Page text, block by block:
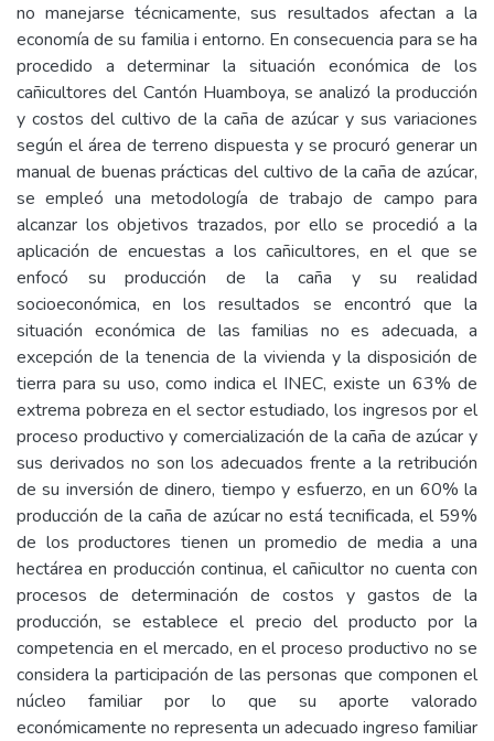
no manejarse técnicamente, sus resultados afectan a la
economía de su familia i entorno. En consecuencia para se ha
procedido a determinar la situación económica de los
cañicultores del Cantón Huamboya, se analizó la producción
y costos del cultivo de la caña de azúcar y sus variaciones
según el área de terreno dispuesta y se procuró generar un
manual de buenas prácticas del cultivo de la caña de azúcar,
se empleó una metodología de trabajo de campo para
alcanzar los objetivos trazados, por ello se procedió a la
aplicación de encuestas a los cañicultores, en el que se
enfocó su producción de la caña y su realidad
socioeconómica, en los resultados se encontró que la
situación económica de las familias no es adecuada, a
excepción de la tenencia de la vivienda y la disposición de
tierra para su uso, como indica el INEC, existe un 63% de
extrema pobreza en el sector estudiado, los ingresos por el
proceso productivo y comercialización de la caña de azúcar y
sus derivados no son los adecuados frente a la retribución
de su inversión de dinero, tiempo y esfuerzo, en un 60% la
producción de la caña de azúcar no está tecnificada, el 59%
de los productores tienen un promedio de media a una
hectárea en producción continua, el cañicultor no cuenta con
procesos de determinación de costos y gastos de la
producción, se establece el precio del producto por la
competencia en el mercado, en el proceso productivo no se
considera la participación de las personas que componen el
núcleo familiar por lo que su aporte valorado
económicamente no representa un adecuado ingreso familiar